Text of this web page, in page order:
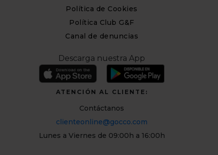
Política de Cookies
Política Club G&F
Canal de denuncias
Descarga nuestra App
ATENCIÓN AL CLIENTE:
Contáctanos
clienteonline@gocco.com
Lunes a Viernes de 09:00h a 16:00h